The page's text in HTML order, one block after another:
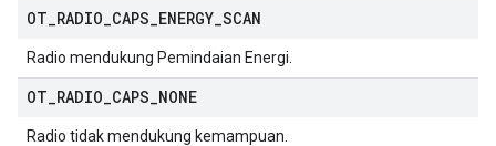
OT RADIO CAPS ENERGY SCAN
Radio mendukung Pemindaian Energi.
OT RADIO CAPS NONE
Radio tidak mendukung kemampuan.